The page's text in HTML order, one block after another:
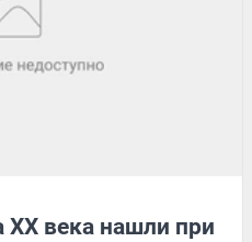
века нашли при